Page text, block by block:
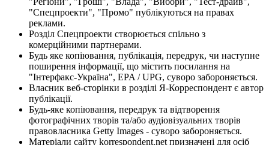
"Спецпроекти", "Промо" публікуються на правах
реклами.
Розділ Спецпроекти створюється спільно з
комерційними партнерами.
Будь яке копіювання, публікація, передрук, чи наступне
поширення інформації, що містить посилання на
"Інтерфакс-Україна", EPA / UPG, суворо забороняється.
Власник веб-сторінки в розділі Я-Корреспондент є автор
публікації.
Будь-яке копіювання, передрук та відтворення
фотографічних творів та/або аудіовізуальних творів
правовласника Getty Images - суворо забороняється.
Матеріали сайту korrespondent.net призначені для осіб